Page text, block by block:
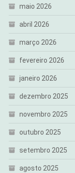
maio 2026
abril 2026
março 2026
fevereiro 2026
janeiro 2026
dezembro 2025
novembro 2025
outubro 2025
setembro 2025
agosto 2025